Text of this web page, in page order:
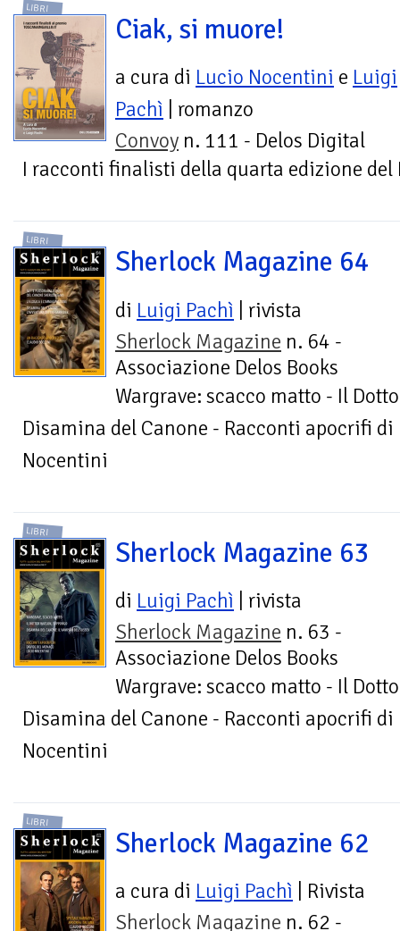
LIBRI
Ciak, si muore!
a cura di Lucio Nocentini e Luigi
Pachì | romanzo
Convoy n. 111 - Delos Digital
I racconti finalisti della quarta edizione
LIBRI
Sherlock Magazine 64
di Luigi Pachì | rivista
Sherlock Magazine n. 64 -
Associazione Delos Books
Wargrave: scacco matto - Il
Disamina del Canone - Racconti apocrifi
Nocentini
LIBRI
Sherlock Magazine 63
di Luigi Pachì | rivista
Sherlock Magazine n. 63 -
Associazione Delos Books
Wargrave: scacco matto - Il
Disamina del Canone - Racconti apocrifi
Nocentini
LIBRI
Sherlock Magazine 62
a cura di Luigi Pachì | Rivista
Sherlock Magazine n. 62 -